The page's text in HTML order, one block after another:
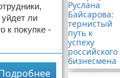
ли
к покупке -